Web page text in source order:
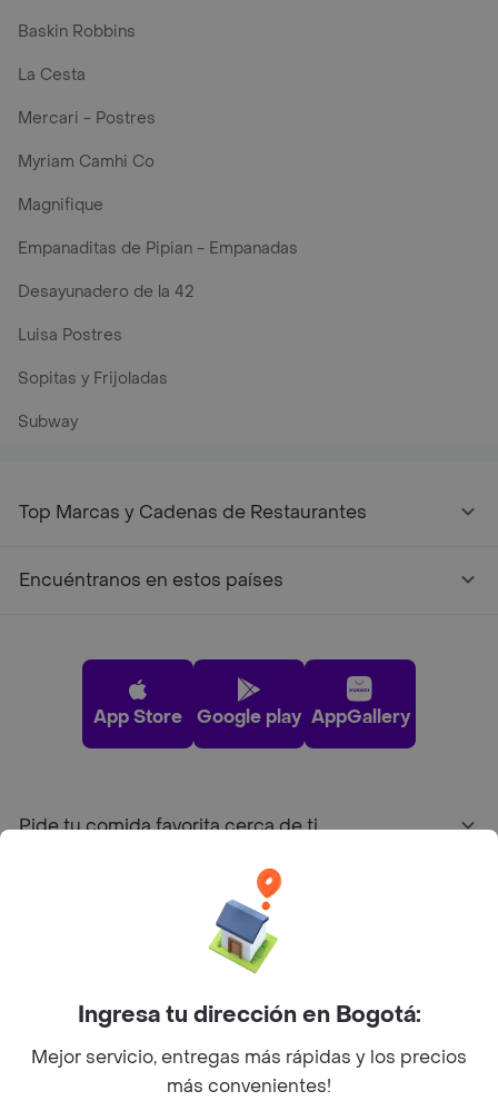
Baskin Robbins
La Cesta
Mercari - Postres
Myriam Camhi Co
Magnifique
Empanaditas de Pipian - Empanadas
Desayunadero de la 42
Luisa Postres
Sopitas y Frijoladas
Subway
Top Marcas y Cadenas de Restaurantes
Encuéntranos en estos países
App Store Google play AppGallery
Pide tu comida favorita cerca de ti
Sobre RappiIngresa tu dirección en Bogotá:
Mejor servicio, entregas más rápidas y los precios
más convenientes!